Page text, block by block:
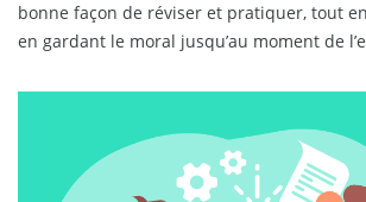
bonne façon de réviser et pratiquer, tout
en gardant le moral jusqu’au moment de